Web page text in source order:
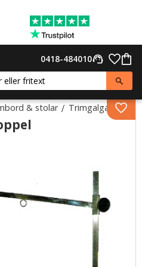
support_agent
0418-484010
& stolar Trimgalgar